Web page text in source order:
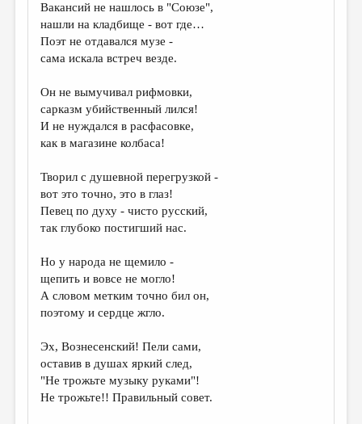
ЦИКЛЫ ПУБЛИКАЦИЙ
ТРЕДИАКОВСКИЙ
ВКОНТАКТЕ
Вакансий не нашлось в "Союзе",
нашли на кладбище - вот где…
Поэт не отдавался музе -
сама искала встреч везде.
Он не вымучивал рифмовки,
сарказм убийственный лился!
И не нуждался в расфасовке,
как в магазине колбаса!
Творил с душевной перегрузкой -
вот это точно, это в глаз!
Певец по духу - чисто русский,
так глубоко постигший нас.
Но у народа не щемило -
щепить и вовсе не могло!
А словом метким точно бил он,
поэтому и сердце жгло.
Эх, Вознесенский! Пели сами,
оставив в душах яркий след,
"Не трожьте музыку руками"!
Не трожьте!! Правильный совет.